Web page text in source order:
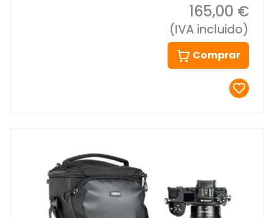
165,00 €
(IVA incluido)
Comprar